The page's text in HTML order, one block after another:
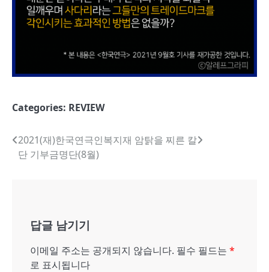
Categories: REVIEW
글
내
2021(재)한국연극인복지재
단 기부금명단(8월)
암탉을 찌른 칼
답글 남기기
이메일 주소는 공개되지 않습니다. 필수 필드는 *
로 표시됩니다